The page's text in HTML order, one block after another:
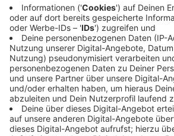
Flughafen Düsseldorf hingewiesen.
Sommer ab Düsseldorf oder auch
muss zunächst mal mit langen
Handgepäck-Sicherheitskontrollen
möglichst viele Stunden früher
irgendwie den Flieger zu erwischen
Anzeige